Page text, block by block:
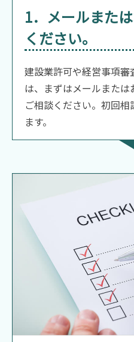
1．メールまた
ください。
建設業許可や経営事項
は、まずはメールまた
ご相談ください。初回
ます。